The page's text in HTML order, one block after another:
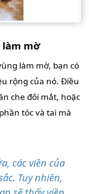
làm mờ
làm mờ, bạn có
rộng của nó. Điều
che đôi mắt, hoặc
tóc và tai mà
các viền của
Tuy nhiên,